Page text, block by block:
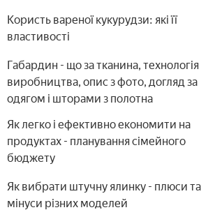
Користь вареної кукурудзи: які її
властивості
Габардин - що за тканина, технологія
виробництва, опис з фото, догляд за
одягом і шторами з полотна
Як легко і ефективно економити на
продуктах - планування сімейного
бюджету
Як вибрати штучну ялинку - плюси та
мінуси різних моделей